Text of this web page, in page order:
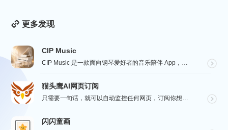
更多发现
CIP Music
CIP Music 是一款面向钢琴爱好者的音乐陪伴 App，收录热门影视、动漫、游戏与最新 K-PO...
猫头鹰AI网页订阅
只需要一句话，就可以自动监控任何网页，订阅你想要的信息。
闪闪童画